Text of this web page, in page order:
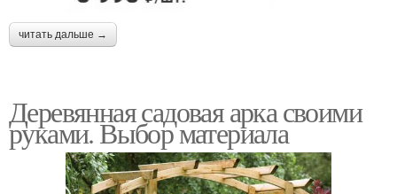
читать дальше →
Деревянная садовая арка своими
руками. Выбор материала